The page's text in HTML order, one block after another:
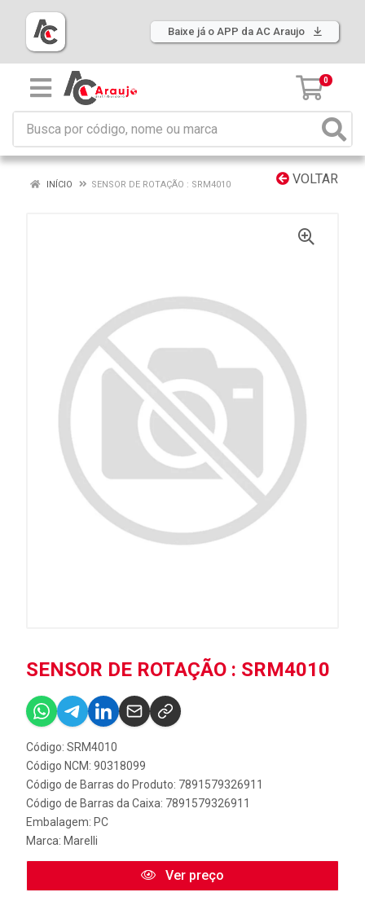
Baixe já o APP da AC Araujo
0
VOLTAR
INÍCIO SENSOR DE ROTAÇÃO : SRM4010
SENSOR DE ROTAÇÃO : SRM4010
Código: SRM4010
Código NCM: 90318099
Código de Barras do Produto: 7891579326911
Código de Barras da Caixa: 7891579326911
Embalagem: PC
Marca: Marelli
Ver preço